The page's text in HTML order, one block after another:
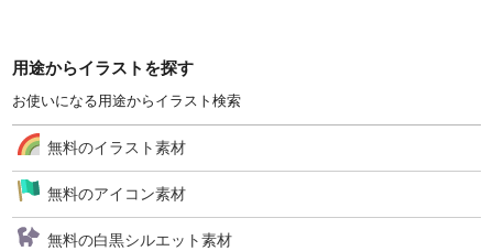
用途からイラストを探す
お使いになる用途からイラスト検索
無料のイラスト素材
無料のアイコン素材
無料の白黒シルエット素材